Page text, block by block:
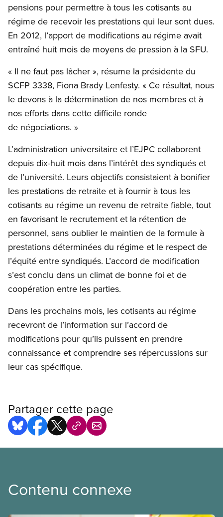
pensions pour permettre à tous les cotisants au
régime de recevoir les prestations qui leur sont dues.
En 2012, l’apport de modifications au régime avait
entraîné huit mois de moyens de pression à la SFU.
« Il ne faut pas lâcher », résume la présidente du
SCFP 3338, Fiona Brady Lenfesty. « Ce résultat, nous
le devons à la détermination de nos membres et à
nos efforts dans cette difficile ronde
de négociations. »
L’administration universitaire et l’EJPC collaborent
depuis dix-huit mois dans l’intérêt des syndiqués et
de l’université. Leurs objectifs consistaient à bonifier
les prestations de retraite et à fournir à tous les
cotisants au régime un revenu de retraite fiable, tout
en favorisant le recrutement et la rétention de
personnel, sans oublier le maintien de la formule à
prestations déterminées du régime et le respect de
l’équité entre syndiqués. L’accord de modification
s’est conclu dans un climat de bonne foi et de
coopération entre les parties.
Dans les prochains mois, les cotisants au régime
recevront de l’information sur l’accord de
modifications pour qu’ils puissent en prendre
connaissance et comprendre ses répercussions sur
leur cas spécifique.
Partager cette page
Contenu connexe